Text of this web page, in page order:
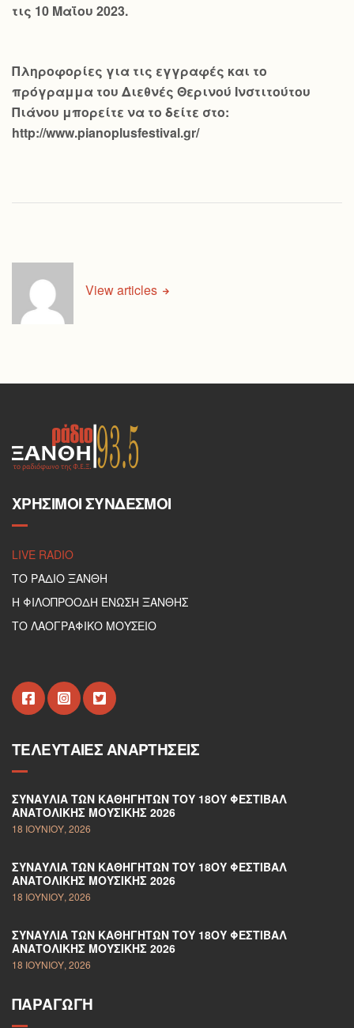
τις 10 Μαΐου 2023.
Πληροφορίες για τις εγγραφές και το
πρόγραμμα του Διεθνές Θερινού Ινστιτούτου
Πιάνου μπορείτε να το δείτε στο:
http://www.pianoplusfestival.gr/
View articles
ΧΡΉΣΙΜΟΙ ΣΎΝΔΕΣΜΟΙ
LIVE RADIO
ΤΟ ΡΑΔΙΟ ΞΑΝΘΗ
Η ΦΙΛΟΠΡΟΟΔΗ ΕΝΩΣΗ ΞΑΝΘΗΣ
ΤΟ ΛΑΟΓΡΑΦΙΚΟ ΜΟΥΣΕΙΟ
ΤΕΛΕΥΤΑΊΕΣ ΑΝΑΡΤΉΣΕΙΣ
ΣΥΝΑΥΛΊΑ ΤΩΝ ΚΑΘΗΓΗΤΏΝ ΤΟΥ 18ΟΥ ΦΕΣΤΙΒΆΛ
ΑΝΑΤΟΛΙΚΉΣ ΜΟΥΣΙΚΉΣ 2026
18 ΙΟΥΝΊΟΥ, 2026
ΣΥΝΑΥΛΊΑ ΤΩΝ ΚΑΘΗΓΗΤΏΝ ΤΟΥ 18ΟΥ ΦΕΣΤΙΒΆΛ
ΑΝΑΤΟΛΙΚΉΣ ΜΟΥΣΙΚΉΣ 2026
18 ΙΟΥΝΊΟΥ, 2026
ΣΥΝΑΥΛΊΑ ΤΩΝ ΚΑΘΗΓΗΤΏΝ ΤΟΥ 18ΟΥ ΦΕΣΤΙΒΆΛ
ΑΝΑΤΟΛΙΚΉΣ ΜΟΥΣΙΚΉΣ 2026
18 ΙΟΥΝΊΟΥ, 2026
ΠΑΡΑΓΩΓΉ